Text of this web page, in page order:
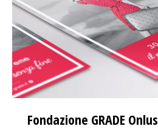
Fondazione GRADE Onlus